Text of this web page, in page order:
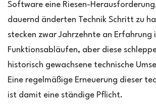
Software eine Riesen-
dauernd änderten Technik Schritt zu
stecken zwar Jahrzehnte an Erfahrung
Funktionsabläufen, aber diese
historisch gewachsene technische
Eine regelmäßige Erneuerung dieser
ist damit eine ständige Pflicht.